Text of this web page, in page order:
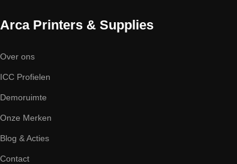
Arca Printers & Supplies
Over ons
ICC Profielen
Demoruimte
Onze Merken
Blog & Acties
Contact